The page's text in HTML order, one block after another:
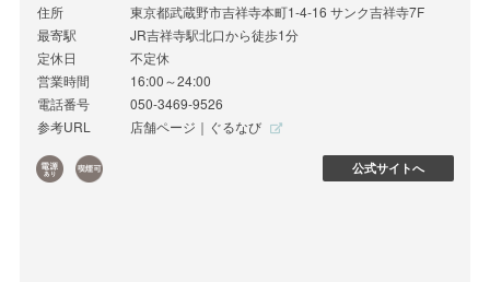
住所
東京都武蔵野市吉祥寺本町1-4-16 サンク吉祥寺7F
最寄駅
JR吉祥寺駅北口から徒歩1分
定休日
不定休
営業時間
16:00～24:00
電話番号
050-3469-9526
参考URL
店舗ページ｜ぐるなび
公式サイトへ